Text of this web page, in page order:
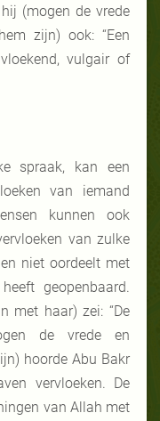
(mogen de vrede
zijn) ook: “Een
vulgair of
spraak, kan een
van iemand
kunnen ook
van zulke
niet oordeelt met
geopenbaard.
met haar) zei: “De
de vrede en
hoorde Abu Bakr
vervloeken. De
van Allah met